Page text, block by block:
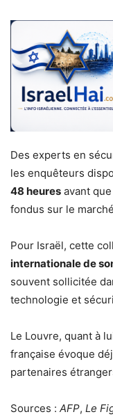
Des experts en
les enquêteurs
48 heures avant
fondus sur le
Pour Israël, cette
internationale de
souvent sollicitée
technologie et
Le Louvre, quant à
française évoque
partenaires
Sources : AFP, Le